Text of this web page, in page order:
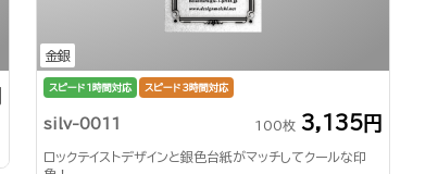
金銀
スピード1時間対応 スピード3時間対応
silv-0011 100枚 3,135円
ロックテイストデザインと銀色台紙がマッチしてクールな印